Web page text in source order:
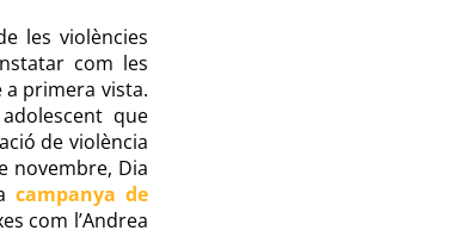
les violències
com les
a primera vista.
que
de violència
novembre, Dia
campanya de
com l’Andrea